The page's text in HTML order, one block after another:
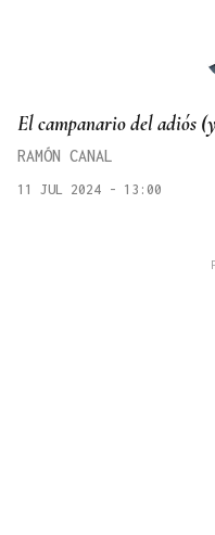
El campanario del adiós
RAMÓN CANAL
11 JUL 2024 - 13:00